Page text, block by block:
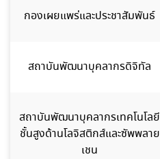
กองเผยแพร่และประชาสัมพันธ์
สถาบันพัฒนาบุคลากรดิจิทัล
สถาบันพัฒนาบุคลากรเทคโนโลยี
ชั้นสูงด้านโลจิสติกส์และซัพพลาย
เชน